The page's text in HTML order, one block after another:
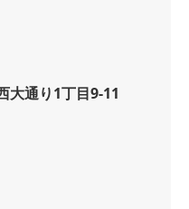
大通り1丁目9-11